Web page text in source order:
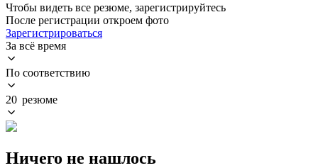
Чтобы видеть все резюме, зарегистрируйтесь
После регистрации откроем фото
Зарегистрироваться
За всё время
По соответствию
20 резюме
Ничего не нашлось